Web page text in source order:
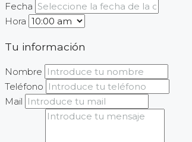
Fecha
Hora
Tu información
Nombre
Teléfono
Mail